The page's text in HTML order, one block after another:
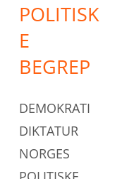
POLITISK
E
BEGREP
DEMOKRATI
DIKTATUR
NORGES